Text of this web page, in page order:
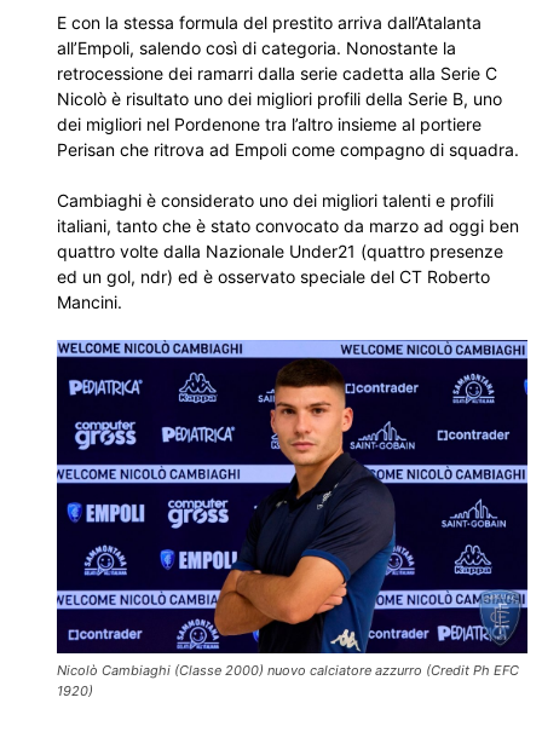
E con la stessa formula del prestito arriva dall’Atalanta
all’Empoli, salendo così di categoria. Nonostante la
retrocessione dei ramarri dalla serie cadetta alla Serie C
Nicolò è risultato uno dei migliori profili della Serie B, uno
dei migliori nel Pordenone tra l’altro insieme al portiere
Perisan che ritrova ad Empoli come compagno di squadra.
Cambiaghi è considerato uno dei migliori talenti e profili
italiani, tanto che è stato convocato da marzo ad oggi ben
quattro volte dalla Nazionale Under21 (quattro presenze
ed un gol, ndr) ed è osservato speciale del CT Roberto
Mancini.
Nicolò Cambiaghi (Classe 2000) nuovo calciatore azzurro (Credit Ph EFC
1920)